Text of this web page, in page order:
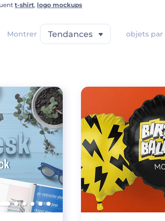
t-shirt, logo mockups
Montrer Tendances objets par